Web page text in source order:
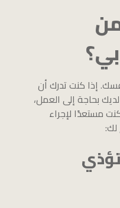
إذا كنت تدرك أن
بحاجة إلى العمل،
مستعدًا لإجراء
لك: